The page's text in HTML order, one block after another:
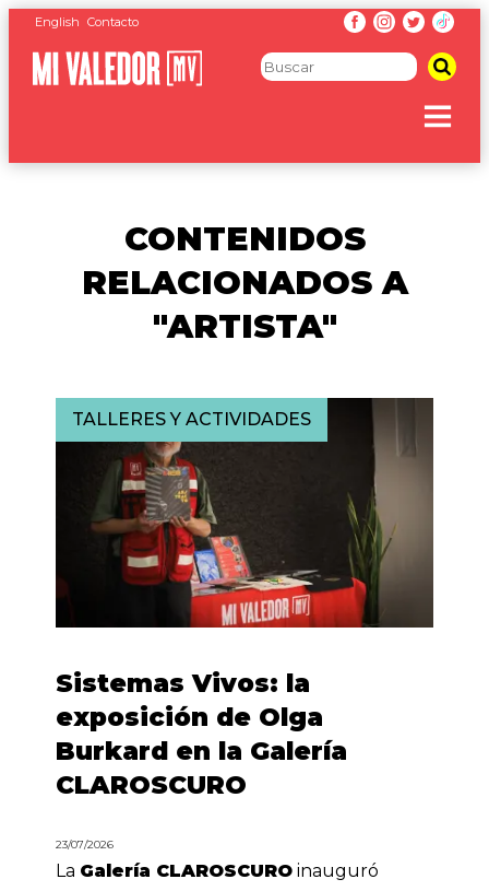
English Contacto
CONTENIDOS
RELACIONADOS A
"ARTISTA"
TALLERES Y ACTIVIDADES
Sistemas Vivos: la
exposición de Olga
Burkard en la Galería
CLAROSCURO
23/07/2026
La Galería CLAROSCURO inauguró